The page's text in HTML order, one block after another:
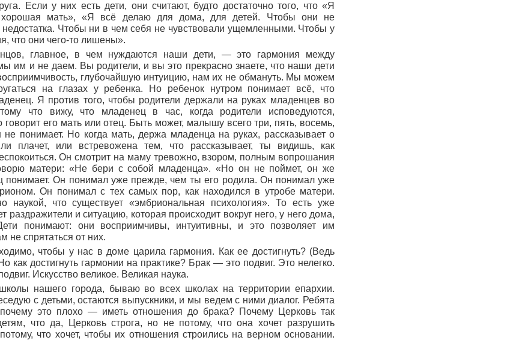
Если у них есть дети, они считают, будто достаточно того, что «Я
мать», «Я всё делаю для дома, для детей. Чтобы они не
Чтобы ни в чем себя не чувствовали ущемленными. Чтобы у
что они чего-то лишены».
главное, в чем нуждаются наши дети, — это гармония между
им и не даем. Вы родители, и вы это прекрасно знаете, что наши дети
глубочайшую интуицию, нам их не обмануть. Мы можем
на глазах у ребенка. Но ребенок нутром понимает всё, что
Я против того, чтобы родители держали на руках младенцев во
что вижу, что младенец в час, когда родители исповедуются,
говорит его мать или отец. Быть может, малышу всего три, пять, восемь,
понимает. Но когда мать, держа младенца на руках, рассказывает о
плачет, или встревожена тем, что рассказывает, ты видишь, как
Он смотрит на маму тревожно, взором, полным вопрошания
матери: «Не бери с собой младенца». «Но он не поймет, он же
понимает. Он понимал уже прежде, чем ты его родила. Он понимал уже
Он понимал с тех самых пор, как находился в утробе матери.
наукой, что существует «эмбриональная психология». То есть уже
раздражители и ситуацию, которая происходит вокруг него, у него дома,
понимают: они восприимчивы, интуитивны, и это позволяет им
не спрятаться от них.
чтобы у нас в доме царила гармония. Как ее достигнуть? (Ведь
достигнуть гармонии на практике? Брак — это подвиг. Это нелегко.
Искусство великое. Великая наука.
нашего города, бываю во всех школах на территории епархии.
с детьми, остаются выпускники, и мы ведем с ними диалог. Ребята
это плохо — иметь отношения до брака? Почему Церковь так
что да, Церковь строга, но не потому, что она хочет разрушить
что хочет, чтобы их отношения строились на верном основании.